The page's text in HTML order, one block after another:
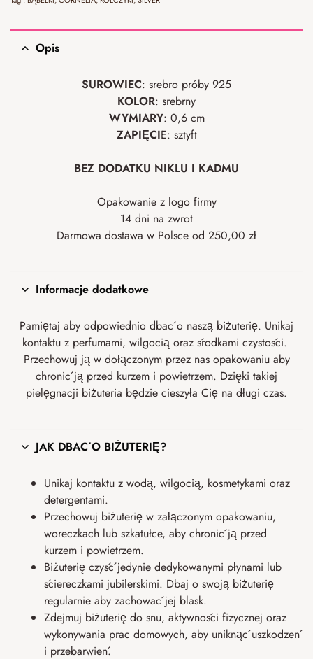
Opis
SUROWIEC: srebro próby 925
KOLOR: srebrny
WYMIARY: 0,6 cm
ZAPIĘCIE: sztyft
BEZ DODATKU NIKLU I KADMU
Opakowanie z logo firmy
14 dni na zwrot
Darmowa dostawa w Polsce od 250,00 zł
Informacje dodatkowe
Pamiętaj aby odpowiednio dbać o naszą biżuterię. Unikaj
kontaktu z perfumami, wilgocią oraz środkami czystości.
Przechowuj ją w dołączonym przez nas opakowaniu aby
chronić ją przed kurzem i powietrzem. Dzięki takiej
pielęgnacji biżuteria będzie cieszyła Cię na długi czas.
JAK DBAĆ O BIŻUTERIĘ?
Unikaj kontaktu z wodą, wilgocią, kosmetykami oraz
detergentami.
Przechowuj biżuterię w załączonym opakowaniu,
woreczkach lub szkatułce, aby chronić ją przed
kurzem i powietrzem.
Biżuterię czyść jedynie dedykowanymi płynami lub
ściereczkami jubilerskimi. Dbaj o swoją biżuterię
regularnie aby zachować jej blask.
Zdejmuj biżuterię do snu, aktywności fizycznej oraz
wykonywania prac domowych, aby uniknąć uszkodzeń
i przebarwień.